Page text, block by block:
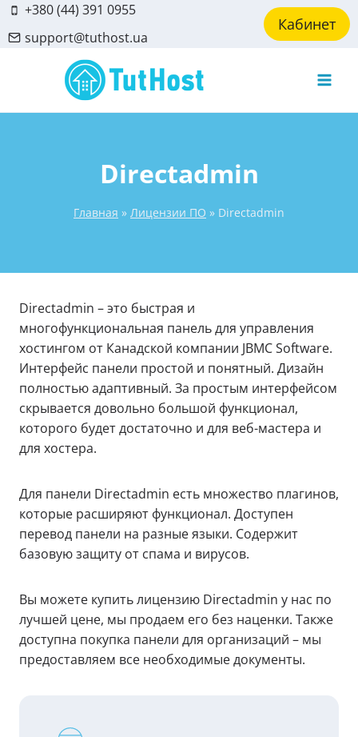
Skip
to
content
+380 (44) 391 0955
support@tuthost.ua
Кабинет
Directadmin
Главная » Лицензии ПО » Directadmin
Directadmin – это быстрая и
многофункциональная панель для управления
хостингом от Канадской компании JBMC Software.
Интерфейс панели простой и понятный. Дизайн
полностью адаптивный. За простым интерфейсом
скрывается довольно большой функционал,
которого будет достаточно и для веб-мастера и
для хостера.
Для панели Directadmin есть множество плагинов,
которые расширяют функционал. Доступен
перевод панели на разные языки. Содержит
базовую защиту от спама и вирусов.
Вы можете купить лицензию Directadmin у нас по
лучшей цене, мы продаем его без наценки. Также
доступна покупка панели для организаций – мы
предоставляем все необходимые документы.